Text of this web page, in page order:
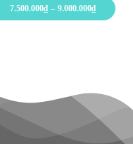
7.500.000₫ – 9.000.000₫Khoảng
giá: